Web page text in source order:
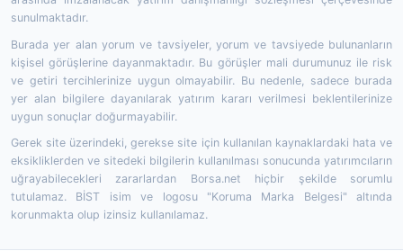
sunulmaktadır.
Burada yer alan yorum ve tavsiyeler, yorum ve tavsiyede bulunanların
kişisel görüşlerine dayanmaktadır. Bu görüşler mali durumunuz ile risk
ve getiri tercihlerinize uygun olmayabilir. Bu nedenle, sadece burada
yer alan bilgilere dayanılarak yatırım kararı verilmesi beklentilerinize
uygun sonuçlar doğurmayabilir.
Gerek site üzerindeki, gerekse site için kullanılan kaynaklardaki hata ve
eksikliklerden ve sitedeki bilgilerin kullanılması sonucunda yatırımcıların
uğrayabilecekleri zararlardan Borsa.net hiçbir şekilde sorumlu
tutulamaz. BİST isim ve logosu "Koruma Marka Belgesi" altında
korunmakta olup izinsiz kullanılamaz.